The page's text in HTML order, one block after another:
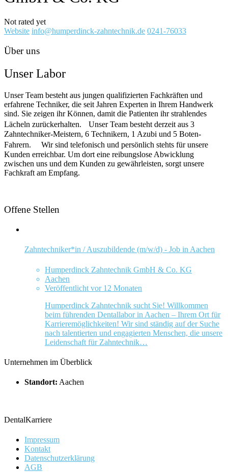
Not rated yet
Website info@humperdinck-zahntechnik.de 0241-76033
Über uns
Unser Labor
Unser Team besteht aus jungen qualifizierten Fachkräften und
erfahrene Techniker, die seit Jahren Experten in Ihrem Handwerk
sind. Sie zeigen ihr Können, damit die Patienten ihr strahlendes
Lächeln zurückerhalten. Unser Team besteht derzeit aus 3
Zahntechniker-Meistern, 6 Technikern, 1 Azubi und 5 Boten-
Fahrern. Wir sind telefonisch und persönlich stehts für unsere
Kunden erreichbar. Um dort eine reibungslose Abwicklung
zwischen uns und dem Kunden zu gewährleisten, sorgt unsere
Fachkraft am Empfang.
Offene Stellen
Zahntechniker*in / Auszubildende (m/w/d) - Job in Aachen
Humperdinck Zahntechnik GmbH & Co. KG
Aachen
Veröffentlicht vor 12 Monaten
Humperdinck Zahntechnik sucht Sie! Willkommen
beim führenden Dentallabor in Aachen – Ihrem Ort für
Karrieremöglichkeiten! Wir sind ständig auf der Suche
nach talentierten und engagierten Menschen, die unsere
Leidenschaft für Zahntechnik…
Unternehmen im Überblick
Standort: Aachen
DentalKarriere
Impressum
Kontakt
Datenschutzerklärung
AGB